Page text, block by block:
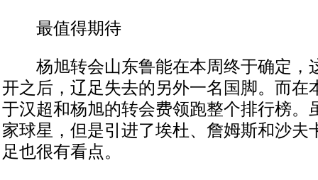
最值得期待
杨旭转会山东鲁能在本周终于确定，
开之后，辽足失去的另外一名国脚。而在
于汉超和杨旭的转会费领跑整个排行榜。
家球星，但是引进了埃杜、詹姆斯和沙夫
足也很有看点。